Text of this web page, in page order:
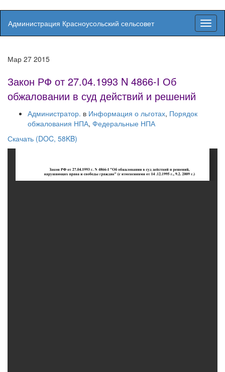
Вкл/
выкл
Администрация Красноусольский сельсовет
Мар 27 2015
Закон РФ от 27.04.1993 N 4866-I Об
обжаловании в суд действий и решений
Администратор. в Информация о льготах, Порядок
обжалования НПА, Федеральные НПА
Скачать (DOC, 58KB)